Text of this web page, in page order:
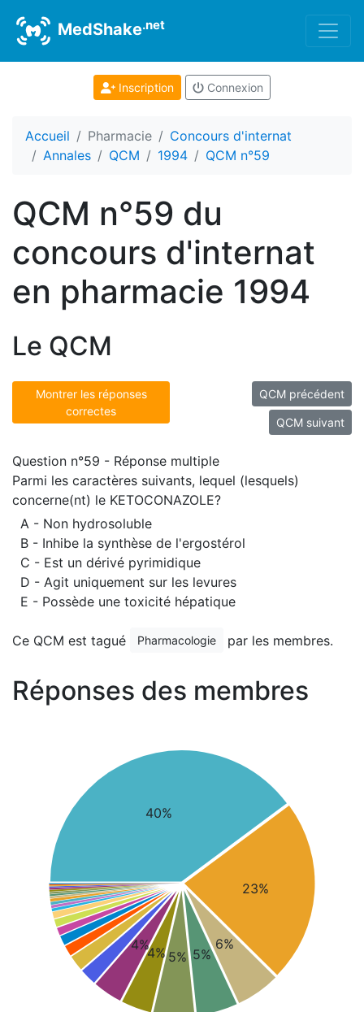
MedShake.net
Inscription Connexion
Accueil Pharmacie
Concours d'internat
Annales
QCM 1994 QCM n°59
QCM n°59 du
concours d'internat
en pharmacie 1994
Le QCM
Montrer les réponses
correctes
QCM précédent
QCM suivant
Question n°59 - Réponse multiple
Parmi les caractères suivants, lequel (lesquels)
concerne(nt) le KETOCONAZOLE?
A - Non hydrosoluble
B - Inhibe la synthèse de l'ergostérol
C - Est un dérivé pyrimidique
D - Agit uniquement sur les levures
E - Possède une toxicité hépatique
Ce QCM est tagué Pharmacologie par les membres.
Réponses des membres
40%
23%
6%
5%
5%
4%
4%